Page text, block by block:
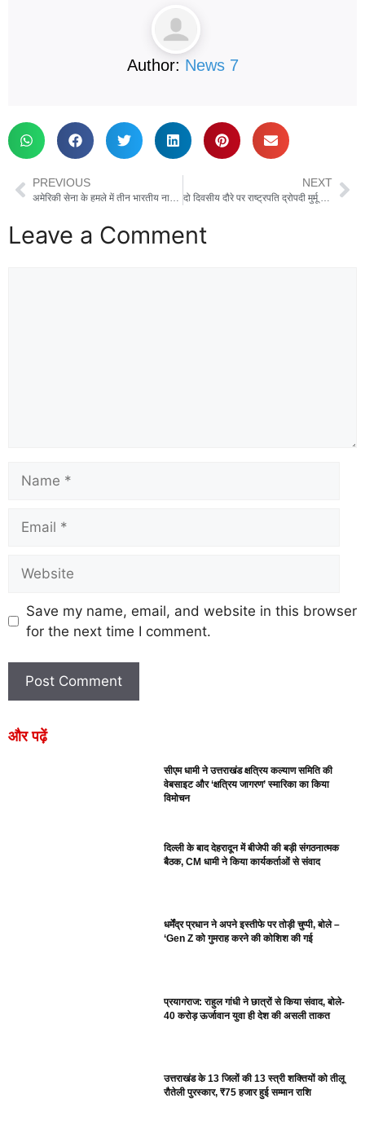
Author: News 7
PREVIOUS NEXT
Leave a Comment
Save my name, email, and website in this browser
for the next time I comment.
और पढ़ें
सीएम धामी ने उत्तराखंड क्षत्रिय कल्याण समिति की
वेबसाइट और ‘क्षत्रिय जागरण’ स्मारिका का किया
विमोचन
दिल्ली के बाद देहरादून में बीजेपी की बड़ी संगठनात्मक
बैठक, CM धामी ने किया कार्यकर्ताओं से संवाद
धर्मेंद्र प्रधान ने अपने इस्तीफे पर तोड़ी चुप्पी, बोले –
‘Gen Z को गुमराह करने की कोशिश की गई
प्रयागराज: राहुल गांधी ने छात्रों से किया संवाद, बोले-
40 करोड़ ऊर्जावान युवा ही देश की असली ताकत
उत्तराखंड के 13 जिलों की 13 स्त्री शक्तियों को तीलू
रौतेली पुरस्कार, ₹75 हजार हुई सम्मान राशि